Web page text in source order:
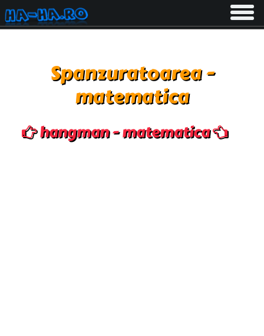
Toggle
Spanzuratoarea -
matematica
hangman - matematica